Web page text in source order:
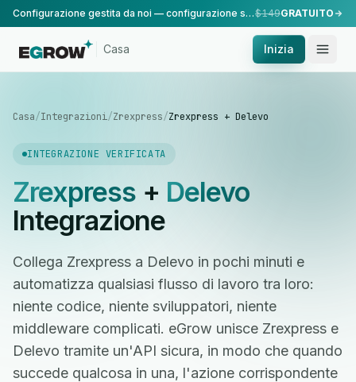
Configurazione gestita da noi — configurazione standard, eseguita dal nostro team.$149GRATUITO
Casa Inizia
Casa/Integrazioni/Zrexpress/Zrexpress + Delevo
INTEGRAZIONE VERIFICATA
Zrexpress+ Delevo
Integrazione
Collega Zrexpress a Delevo in pochi minuti e
automatizza qualsiasi flusso di lavoro tra loro:
niente codice, niente sviluppatori, niente
middleware complicati. eGrow unisce Zrexpress e
Delevo tramite un'API sicura, in modo che quando
succede qualcosa in una, l'azione corrispondente